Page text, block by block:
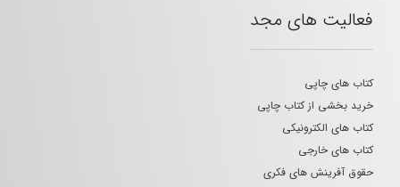
فعالیت های مجد
کتاب های چاپی
خرید بخشی از کتاب چاپی
کتاب های الکترونیکی
کتاب های خارجی
حقوق آفرینش های فکری